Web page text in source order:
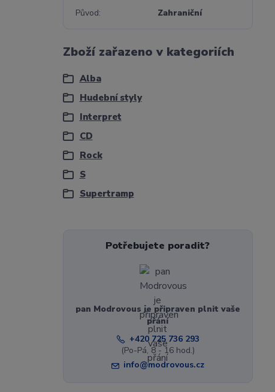
Původ Zahraniční
Zboží zařazeno v kategoriích
Alba
Hudební styly
Interpret
CD
Rock
S
Supertramp
Potřebujete poradit?
pan Modrovous je připraven plnit vaše
přání
+420 725 736 293
(Po-Pá, 8 - 16 hod.)
info@modrovous.cz